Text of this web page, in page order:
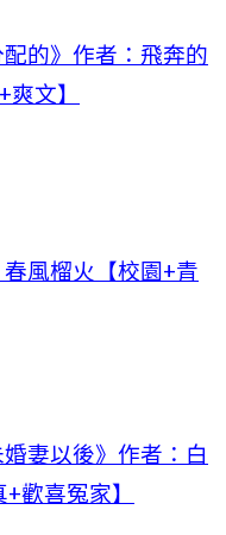
配的》作者：飛奔的
文】
春風榴火【校園+青
婚妻以後》作者：白
歡喜冤家】